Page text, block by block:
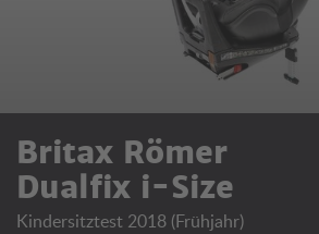
Britax Römer
Dualfix i-Size
Kindersitztest 2018 (Frühjahr)